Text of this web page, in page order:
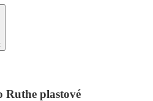
Ruthe plastové